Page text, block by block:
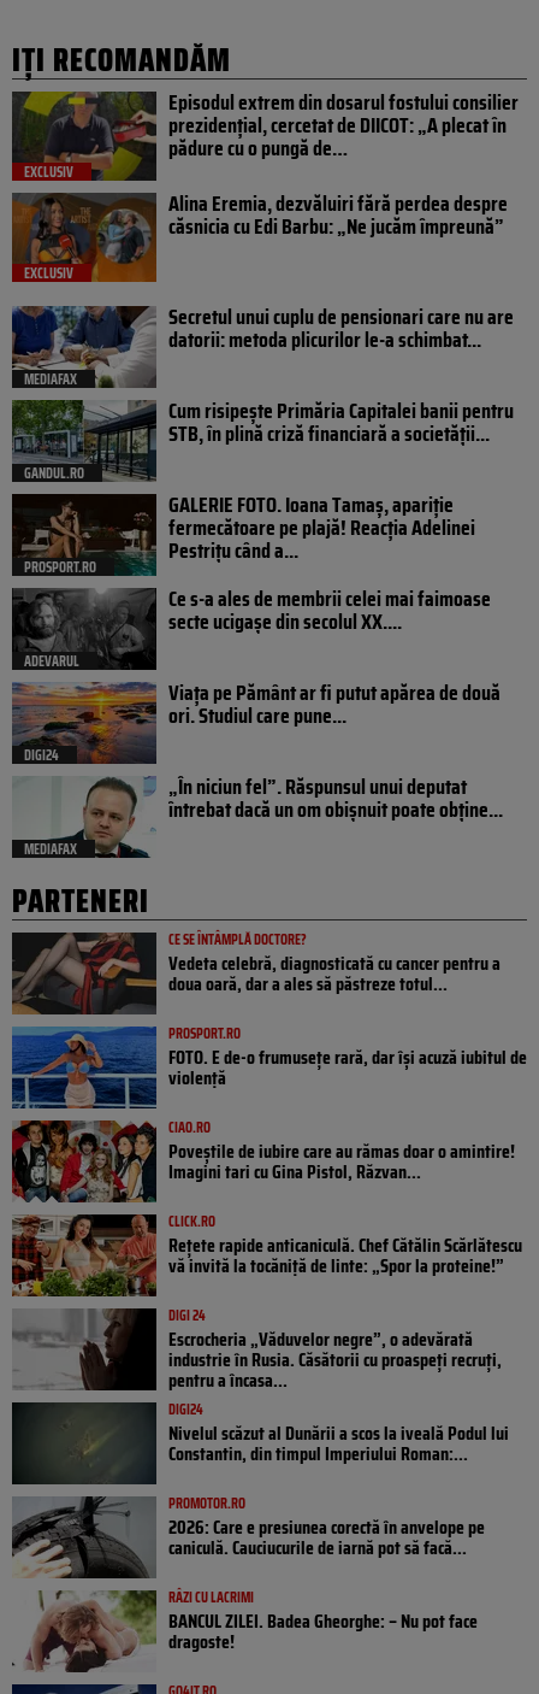
IȚI RECOMANDĂM
EXCLUSIV
Episodul extrem din dosarul fostului consilier
prezidențial, cercetat de DIICOT: „A plecat în
pădure cu o pungă de…
EXCLUSIV
Alina Eremia, dezvăluiri fără perdea despre
căsnicia cu Edi Barbu: „Ne jucăm împreună”
MEDIAFAX
Secretul unui cuplu de pensionari care nu are
datorii: metoda plicurilor le-a schimbat...
GANDUL.RO
Cum risipește Primăria Capitalei banii pentru
STB, în plină criză financiară a societății...
PROSPORT.RO
GALERIE FOTO. Ioana Tamaş, apariție
fermecătoare pe plajă! Reacția Adelinei
Pestrițu când a...
ADEVARUL
Ce s-a ales de membrii celei mai faimoase
secte ucigașe din secolul XX....
DIGI24
Viața pe Pământ ar fi putut apărea de două
ori. Studiul care pune...
MEDIAFAX
„În niciun fel”. Răspunsul unui deputat
întrebat dacă un om obișnuit poate obține...
PARTENERI
CE SE ÎNTÂMPLĂ DOCTORE?
Vedeta celebră, diagnosticată cu cancer pentru a
doua oară, dar a ales să păstreze totul...
PROSPORT.RO
FOTO. E de-o frumusețe rară, dar își acuză iubitul de
violență
CIAO.RO
Poveştile de iubire care au rămas doar o amintire!
Imagini tari cu Gina Pistol, Răzvan...
CLICK.RO
Rețete rapide anticaniculă. Chef Cătălin Scărlătescu
vă invită la tocăniță de linte: „Spor la proteine!”
DIGI 24
Escrocheria „Văduvelor negre”, o adevărată
industrie în Rusia. Căsătorii cu proaspeți recruți,
pentru a încasa...
DIGI24
Nivelul scăzut al Dunării a scos la iveală Podul lui
Constantin, din timpul Imperiului Roman:...
PROMOTOR.RO
2026: Care e presiunea corectă în anvelope pe
caniculă. Cauciucurile de iarnă pot să facă...
RÂZI CU LACRIMI
BANCUL ZILEI. Badea Gheorghe: – Nu pot face
dragoste!